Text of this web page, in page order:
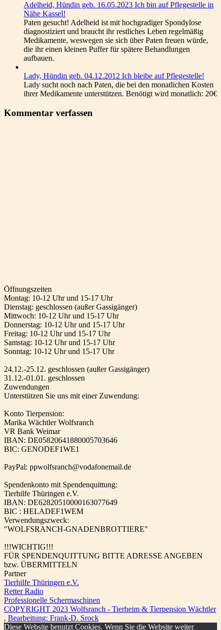
Adelheid, Hündin geb. 16.05.2023 Ich bin auf Pflegestelle in
Nähe Kassel!
Paten gesucht! Adelheid ist mit hochgradiger Spondylose
diagnostiziert und braucht ihr restliches Leben regelmäßig
Medikamente, weswegen sie sich über Paten freuen würde,
die ihr einen kleinen Puffer für spätere Behandlungen
aufbauen.
Lady, Hündin geb. 04.12.2012 Ich bleibe auf Pflegestelle!
Lady sucht noch nach Paten, die bei den monatlichen Kosten
ihrer Medikamente unterstützen. Benötigt wird monatlich: 20€
Kommentar verfassen
Öffnungszeiten
Montag: 10-12 Uhr und 15-17 Uhr
Dienstag: geschlossen (außer Gassigänger)
Mittwoch: 10-12 Uhr und 15-17 Uhr
Donnerstag: 10-12 Uhr und 15-17 Uhr
Freitag: 10-12 Uhr und 15-17 Uhr
Samstag: 10-12 Uhr und 15-17 Uhr
Sonntag: 10-12 Uhr und 15-17 Uhr
24.12.-25.12. geschlossen (außer Gassigänger)
31.12.-01.01. geschlossen
Zuwendungen
Unterstützen Sie uns mit einer Zuwendung:
Konto Tierpension:
Marika Wächtler Wolfsranch
VR Bank Weimar
IBAN: DE05820641880005703646
BIC: GENODEF1WE1
PayPal: ppwolfsranch@vodafonemail.de
Spendenkonto mit Spendenquittung:
Tierhilfe Thüringen e.V.
IBAN: DE62820510000163077649
BIC : HELADEF1WEM
Verwendungszweck:
"WOLFSRANCH-GNADENBROTTIERE"
!!!WICHTIG!!!
FÜR SPENDENQUITTUNG BITTE ADRESSE ANGEBEN
bzw. ÜBERMITTELN
Partner
Tierhilfe Thüringen e.V.
Retter Radio
Professionelle Schermaschinen
COPYRIGHT 2023 Wolfsranch - Tierheim & Tierpension Wächtler
, Bearbeitung: Frank-D. Srock
Diese Website benutzt Cookies. Wenn Sie die Website weiter